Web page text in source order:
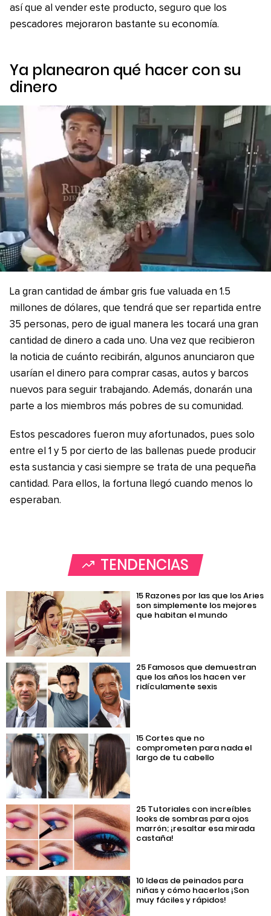
así que al vender este producto, seguro que los
pescadores mejoraron bastante su economía.
Ya planearon qué hacer con su
dinero
La gran cantidad de ámbar gris fue valuada en 1.5
millones de dólares, que tendrá que ser repartida entre
35 personas, pero de igual manera les tocará una gran
cantidad de dinero a cada uno. Una vez que recibieron
la noticia de cuánto recibirán, algunos anunciaron que
usarían el dinero para comprar casas, autos y barcos
nuevos para seguir trabajando. Además, donarán una
parte a los miembros más pobres de su comunidad.
Estos pescadores fueron muy afortunados, pues solo
entre el 1 y 5 por cierto de las ballenas puede producir
esta sustancia y casi siempre se trata de una pequeña
cantidad. Para ellos, la fortuna llegó cuando menos lo
esperaban.
TENDENCIAS
15 Razones por las que los Aries
son simplemente los mejores
que habitan el mundo
25 Famosos que demuestran
que los años los hacen ver
ridículamente sexis
15 Cortes que no
comprometen para nada el
largo de tu cabello
25 Tutoriales con increíbles
looks de sombras para ojos
marrón; ¡resaltar esa mirada
castaña!
10 Ideas de peinados para
niñas y cómo hacerlos ¡Son
muy fáciles y rápidos!